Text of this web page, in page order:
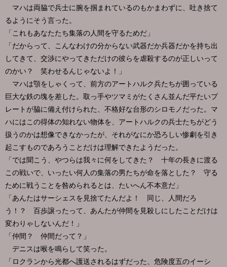
マハは両脇で兵士に腕を掴まれているのもかまわずに、吐き捨て
るようにそう言った。
「これもあなたたち集落の人間を守るためだ」
「だからって、こんなわけの分からない武器だか兵器だかを持ち出
してきて、交渉にやってきただけの彼らを虐殺するのが正しいって
のかい？ 笑わせるんじゃないよ！」
マハは顎をしゃくって、前方のアートハルク兵たちが囲っている
巨大な鉄の塊を差した。取っ手やツマミがたくさん並んだ平たいプ
レートが脇に備え付けられた、不格好な台形のシロモノだった。マ
ハにはこの得体の知れない物体を、アートハルクの兵士たちがどう
扱うのかは想像できなかったが、それがなにか恐ろしい惨劇を引き
起こすものであろうことだけは理解できたようだった。
「では聞こう、やつらは我々に何をしてきた？ 十年の長きに渡る
この戦いで、いったい何人の集落の男たちが命を落とした？ 守る
ために戦うことを咎められるとは、たいへん不本意だ」
「あんたはサーシェスを見捨てたんだよ！ 同じ、人間だろ
う！？ 百歩譲ったって、あんたが仲間を見殺しにしたことだけは
変わりゃしないんだ！」
「仲間？ 仲間だって？」
デニスは喉を鳴らして笑った。
「ロクランから光都へ護送されるはずだった、危険度五のイーシ